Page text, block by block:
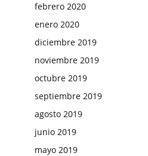
febrero 2020
enero 2020
diciembre 2019
noviembre 2019
octubre 2019
septiembre 2019
agosto 2019
junio 2019
mayo 2019